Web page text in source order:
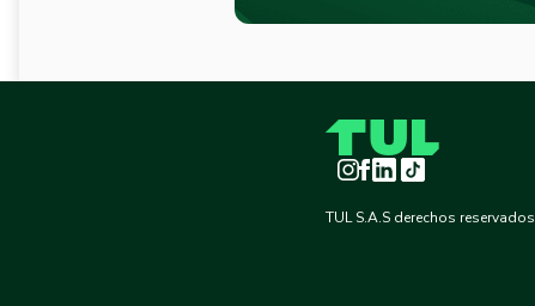
Instagram
Facebook
LinkedInTikTok
TUL S.A.S derechos reservados